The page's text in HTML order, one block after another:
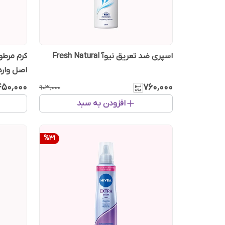
اسپری ضد تعریق نیوآ Fresh Natural
۷۶۰٬۰۰۰ ۹۰۳٬۰۰۰
افزودن به سبد
کرم
اصل
%31